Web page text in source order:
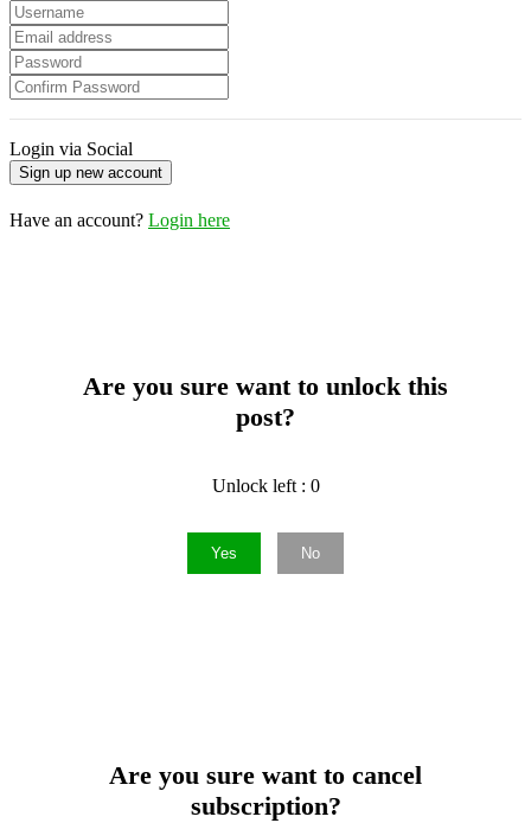
Login via Social
Have an account? Login here
Are you sure want to unlock this
post?
Unlock left : 0
Yes No
Are you sure want to cancel
subscription?